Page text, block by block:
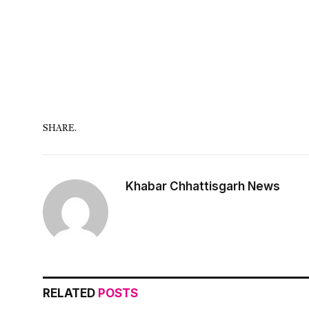
SHARE.
Khabar Chhattisgarh News
RELATED POSTS